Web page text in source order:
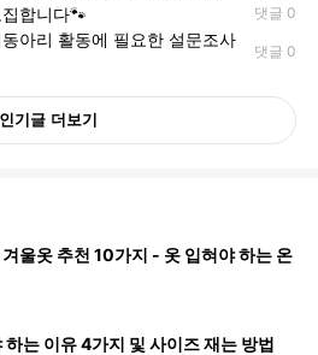
합니다🐾 댓글 0
아리 활동에 필요한 설문조사
댓글 0
인기글 더보기
울옷 추천 10가지 - 옷 입혀야 하는 온
하는 이유 4가지 및 사이즈 재는 방법